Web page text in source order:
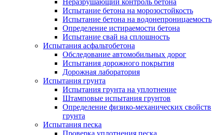
Неразрушающий контроль бетона
Испытание бетона на морозостойкость
Испытание бетона на водонепроницаемость
Определение истираемости бетона
Испытание свай на сплошность
Испытания асфальтобетона
Обследование автомобильных дорог
Испытания дорожного покрытия
Дорожная лаборатория
Испытания грунта
Испытания грунта на уплотнение
Штамповые испытания грунтов
Определение физико-механических свойств
грунта
Испытания песка
Проверка уплотнения песка